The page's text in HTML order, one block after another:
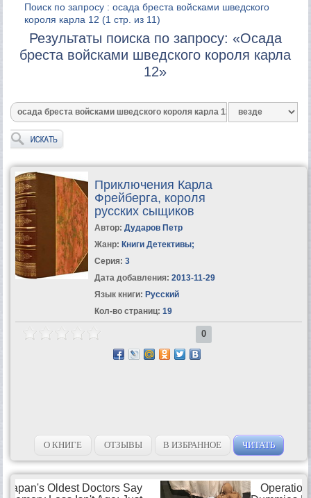
Поиск по запросу : осада бреста войсками шведского
короля карла 12 (1 стр. из 11)
Результаты поиска по запросу: «Осада
бреста войсками шведского короля карла
12»
Приключения Карла
Фрейберга, короля
русских сыщиков
Автор: Дударов Петр
Жанр: Книги Детективы;
Серия: 3
Дата добавления: 2013-11-29
Язык книги: Русский
Кол-во страниц: 19
0
О КНИГЕ ОТЗЫВЫ В ИЗБРАННОЕ ЧИТАТЬ